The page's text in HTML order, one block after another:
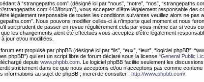
à “strangepaths.com” (désigné ici par “nous”, “notre”, “nos”,
strangepaths.com:443/forum”), vous acceptez d’être légalement responsable des
légalement responsable de toutes les conditions suivantes veuillez alors ne pas
Nous pouvons modifier celles-ci à n’importe quel moment et nous
soit prudent de passer en revue régulièrement cela par vous-même car si vous
les changements aient été effectués vous acceptez d’être légalement
jour et/ou modifiées.
est propulsé par phpBB (désigné ici par “ils”, “eux”, “leur”, “logiciel phpBB”,
phpBB”) qui est un script libre de forum déclaré sous la license “General Public
depuis www.phpbb.com . Le logiciel phpBB facilite seulement les
strictement dans ce que nous acceptons et/ou n’acceptons pas comme
informations au sujet de phpBB , merci de consulter : http://www.phpbb.com/